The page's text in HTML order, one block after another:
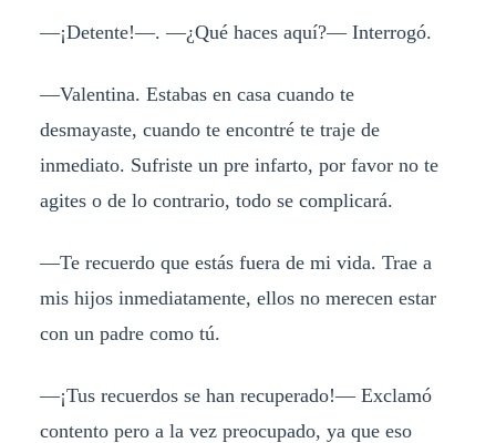
—¡Detente!—. —¿Qué haces aquí?— Interrogó.
—Valentina. Estabas en casa cuando te
desmayaste, cuando te encontré te traje de
inmediato. Sufriste un pre infarto, por favor no te
agites o de lo contrario, todo se complicará.
—Te recuerdo que estás fuera de mi vida. Trae a
mis hijos inmediatamente, ellos no merecen estar
con un padre como tú.
—¡Tus recuerdos se han recuperado!— Exclamó
contento pero a la vez preocupado, ya que eso